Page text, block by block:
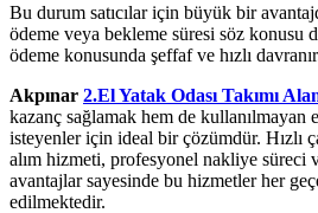
Bu durum satıcılar için büyük bir
ödeme veya bekleme süresi söz konusu
ödeme konusunda şeffaf ve hızlı
Akpınar 2.El Yatak Odası Takımı
kazanç sağlamak hem de kullanılmayan
isteyenler için ideal bir çözümdür. Hızlı
alım hizmeti, profesyonel nakliye süreci
avantajlar sayesinde bu hizmetler her
edilmektedir.